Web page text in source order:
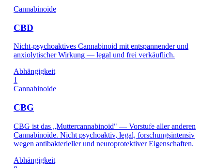
Cannabinoide
CBD
Nicht-psychoaktives Cannabinoid mit entspannender und
anxiolytischer Wirkung — legal und frei verkäuflich.
Abhängigkeit
1
Cannabinoide
CBG
CBG ist das „Muttercannabinoid" — Vorstufe aller anderen
Cannabinoide. Nicht psychoaktiv, legal, forschungsintensiv
wegen antibakterieller und neuroprotektiver Eigenschaften.
Abhängigkeit